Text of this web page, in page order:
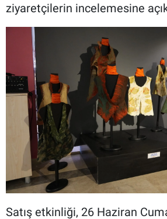
ziyaretçilerin incelemesine
Satış etkinliği, 26 Haziran